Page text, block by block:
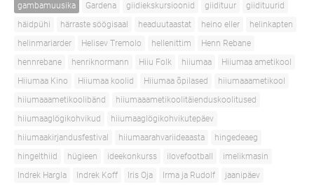
gambamuusika
Gardena giidiekskursioonid giidituur
giidituurid
häidpühi
härraste söögisaal headuutaastat heino eller
helinkapten
helinmariarder
Helisev Tremolo hellenittim
Henn Rebane
hennrebane
henriknormann Hiiu Folk hiiumaa
Hiiumaa ametikool
Hiiumaa Kino
Hiiumaa koolid Hiiumaa õpilased
hiiumaaametikool
hiiumaaametikoolibänd
hiiumaaametikoolitäienduskoolitused
hiiumaaglögikohvikud
hiiumaaglögikohvikutepäev
hiiumaakirjandusfestival
hiiumaarahvariideaasta
hingedeaeg
hingelthiid
hügieen ideekonkurss ilovefootball
imelikmasin
Indrek Hargla
Indrek Koff Iris Oja Irma ja Rudolf
jaanipäev